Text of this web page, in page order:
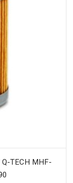
Q-TECH MHF-